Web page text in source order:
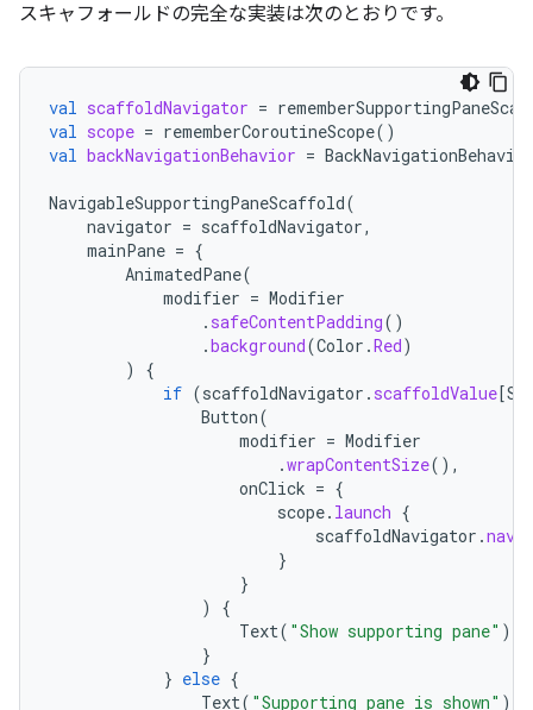
スキャフォールドの完全な実装は次のとおりです。
val scaffoldNavigator =
val scope = rememberCoroutineScope()
val backNavigationBehavior = BackNavigationBehavior
NavigableSupportingPaneScaffold(
navigator = scaffoldNavigator,
mainPane = {
AnimatedPane(
modifier = Modifier
. safeContentPadding()
.background(Color .Red)
)
{
if (scaffoldNavigator . scaffoldValue[
Button(
modifier = Modifier
.wrapContentSize(),
onClick = {
scope. launch {
scaffoldNavigator .
}
}
)
{
Text( "Show supporting pane" )
}
} else {
Text( "Supporting pane is shown" )